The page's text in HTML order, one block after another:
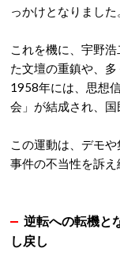
っかけとなりました
これを機に、宇野
た文壇の重鎮や、多
1958年には、思想
会」が結成され、国
この運動は、デモ
事件の不当性を訴え
逆転への転機と
し戻し